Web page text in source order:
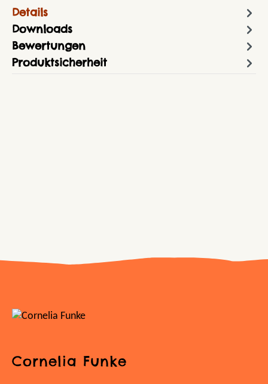
Details
Downloads
Bewertungen
Produktsicherheit
Cornelia Funke